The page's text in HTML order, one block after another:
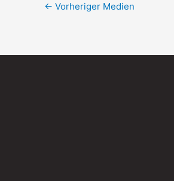
← Vorheriger Medien